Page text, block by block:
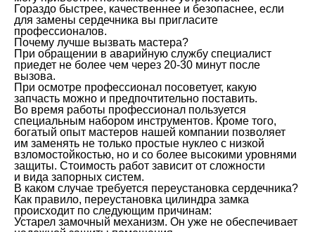
Гораздо быстрее, качественнее и безопаснее, если
для замены сердечника вы пригласите
профессионалов.
Почему лучше вызвать мастера?
При обращении в аварийную службу специалист
приедет не более чем через 20-30 минут после
вызова.
При осмотре профессионал посоветует, какую
запчасть можно и предпочтительно поставить.
Во время работы профессионал пользуется
специальным набором инструментов. Кроме того,
богатый опыт мастеров нашей компании позволяет
им заменять не только простые нуклео с низкой
взломостойкостью, но и со более высокими уровнями
защиты. Стоимость работ зависит от сложности
и вида запорных систем.
В каком случае требуется переустановка сердечника?
Как правило, переустановка цилиндра замка
происходит по следующим причинам:
Устарел замочный механизм. Он уже не обеспечивает